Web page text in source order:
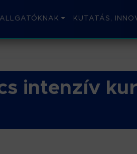
KUTATÁS,
intenzív